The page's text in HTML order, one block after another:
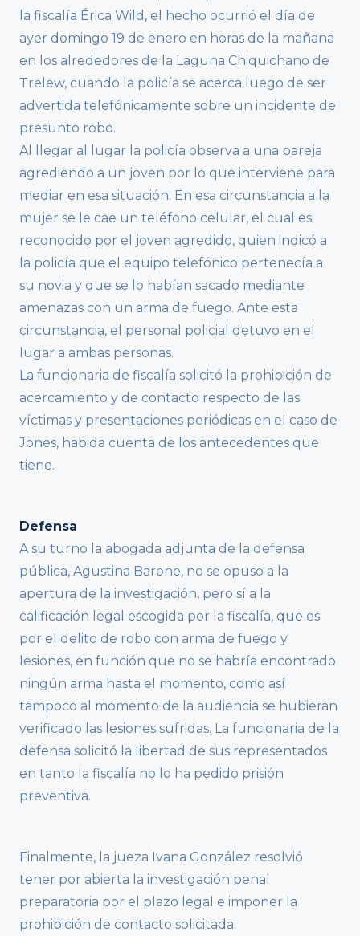
la fiscalía Érica Wild, el hecho ocurrió el día de
ayer domingo 19 de enero en horas de la mañana
en los alrededores de la Laguna Chiquichano de
Trelew, cuando la policía se acerca luego de ser
advertida telefónicamente sobre un incidente de
presunto robo.
Al llegar al lugar la policía observa a una pareja
agrediendo a un joven por lo que interviene para
mediar en esa situación. En esa circunstancia a la
mujer se le cae un teléfono celular, el cual es
reconocido por el joven agredido, quien indicó a
la policía que el equipo telefónico pertenecía a
su novia y que se lo habían sacado mediante
amenazas con un arma de fuego. Ante esta
circunstancia, el personal policial detuvo en el
lugar a ambas personas.
La funcionaria de fiscalía solicitó la prohibición de
acercamiento y de contacto respecto de las
víctimas y presentaciones periódicas en el caso de
Jones, habida cuenta de los antecedentes que
tiene.
Defensa
A su turno la abogada adjunta de la defensa
pública, Agustina Barone, no se opuso a la
apertura de la investigación, pero sí a la
calificación legal escogida por la fiscalía, que es
por el delito de robo con arma de fuego y
lesiones, en función que no se habría encontrado
ningún arma hasta el momento, como así
tampoco al momento de la audiencia se hubieran
verificado las lesiones sufridas. La funcionaria de la
defensa solicitó la libertad de sus representados
en tanto la fiscalía no lo ha pedido prisión
preventiva.
Finalmente, la jueza Ivana González resolvió
tener por abierta la investigación penal
preparatoria por el plazo legal e imponer la
prohibición de contacto solicitada.